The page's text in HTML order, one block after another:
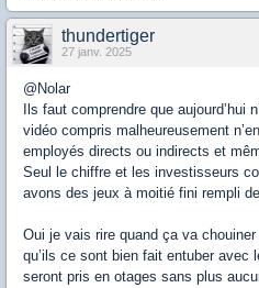
thundertiger
27 janv. 2025
@Nolar
Ils faut comprendre que aujourd’hui
vidéo compris malheureusement
employés directs ou indirects et
Seul le chiffre et les investisseurs
avons des jeux à moitié fini rempli
Oui je vais rire quand ça va
qu’ils ce sont bien fait entuber avec
seront pris en otages sans plus